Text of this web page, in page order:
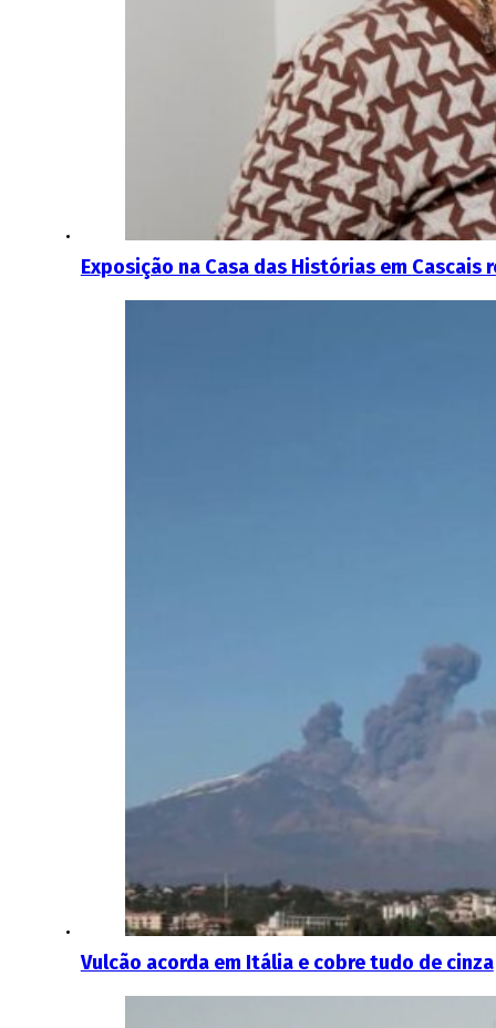
Exposição na Casa das Histórias em
Vulcão acorda em Itália e cobre tudo de cinza